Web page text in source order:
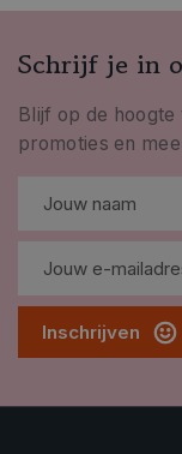
Schrijf je in
Blijf op de
promoties en
Inschrijven